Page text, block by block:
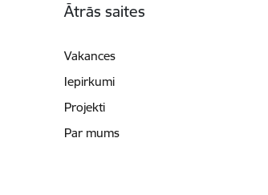
Ātrās saites
Vakances
Iepirkumi
Projekti
Par mums